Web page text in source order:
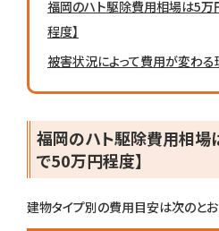
福岡のハト駆除費用相場は5万
程度】
被害状況によって費用が変わる
福岡のハト駆除費用相場
で50万円程度】
建物タイプ別の費用目安は次のとお